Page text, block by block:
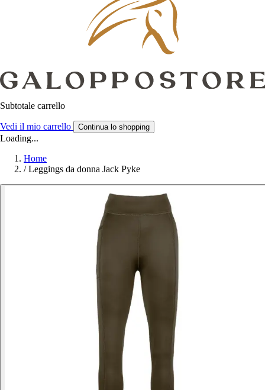
Subtotale carrello
Vedi il mio carrello Continua lo shopping
Loading...
Home
/ Leggings da donna Jack Pyke